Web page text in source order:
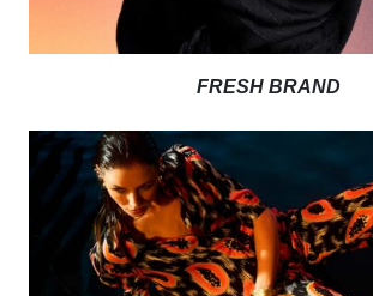
FRESH BRAND